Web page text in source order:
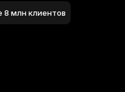
млн клиентов